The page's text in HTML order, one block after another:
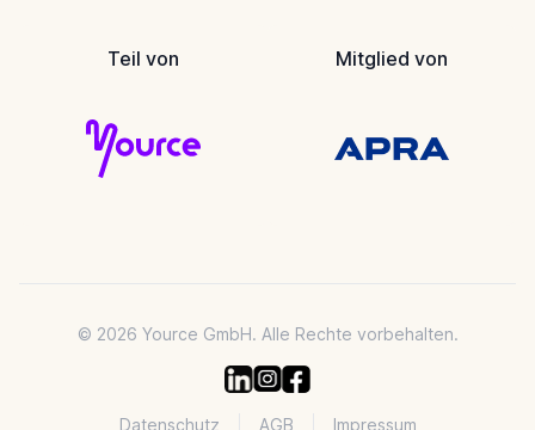
Teil von Mitglied von
© 2026 Yource GmbH. Alle Rechte vorbehalten.
Datenschutz AGB Impressum